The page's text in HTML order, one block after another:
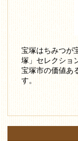
宝塚はちみつが
塚」セレクショ
宝塚市の価値あ
す。